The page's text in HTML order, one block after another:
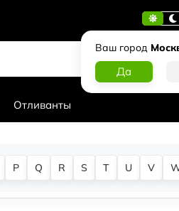
Ваш город
Отливанты
P Q R S T U V